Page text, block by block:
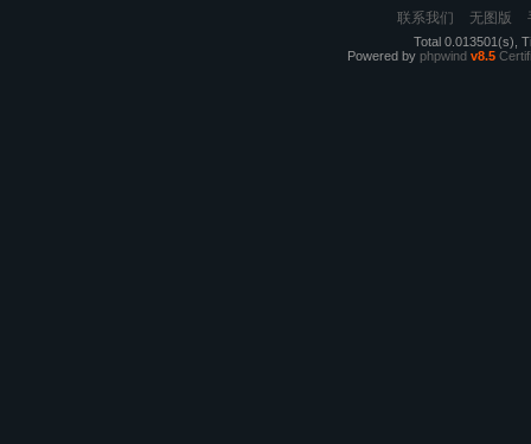
联系我们 无图版
Total 0.013501(s),
Powered by phpwind v8.5